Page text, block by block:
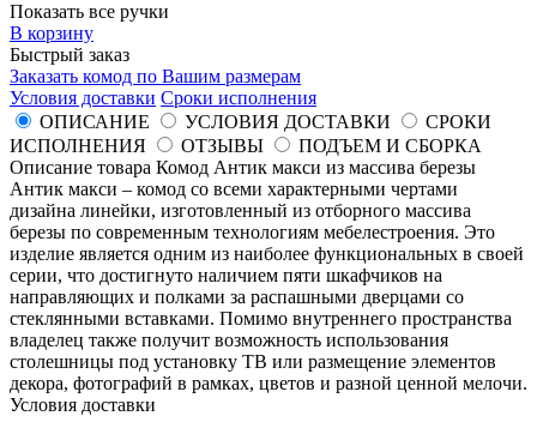
Показать все ручки
В корзину
Быстрый заказ
Заказать комод по Вашим размерам
Условия доставки Сроки исполнения
ОПИСАНИЕ
УСЛОВИЯ ДОСТАВКИ
СРОКИ
ИСПОЛНЕНИЯ
ОТЗЫВЫ
ПОДЪЕМ И СБОРКА
Описание товара Комод Антик макси из массива березы
Антик макси – комод со всеми характерными чертами
дизайна линейки, изготовленный из отборного массива
березы по современным технологиям мебелестроения. Это
изделие является одним из наиболее функциональных в своей
серии, что достигнуто наличием пяти шкафчиков на
направляющих и полками за распашными дверцами со
стеклянными вставками. Помимо внутреннего пространства
владелец также получит возможность использования
столешницы под установку ТВ или размещение элементов
декора, фотографий в рамках, цветов и разной ценной мелочи.
Условия доставки